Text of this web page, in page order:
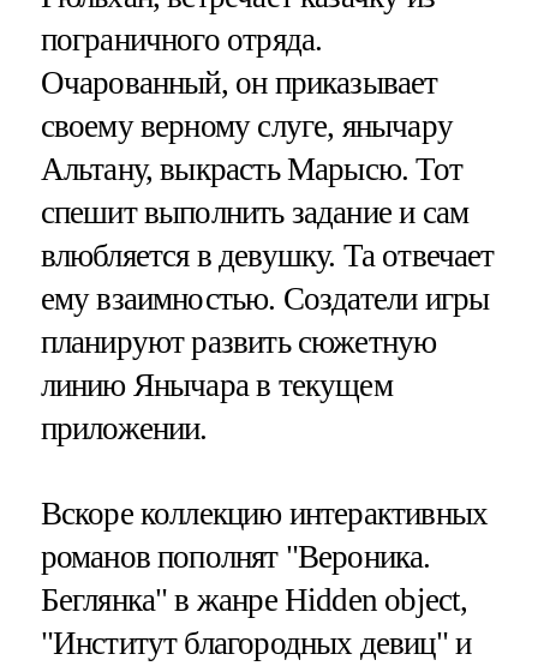
пограничного отряда.
Очарованный, он приказывает
своему верному слуге, янычару
Альтану, выкрасть Марысю. Тот
спешит выполнить задание и сам
влюбляется в девушку. Та отвечает
ему взаимностью. Создатели игры
планируют развить сюжетную
линию Янычара в текущем
приложении.
Вскоре коллекцию интерактивных
романов пополнят "Вероника.
Беглянка" в жанре Hidden object,
"Институт благородных девиц" и